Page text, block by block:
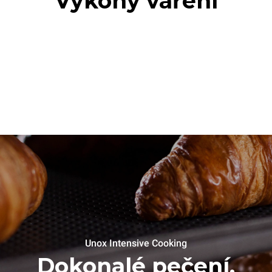
Unox Intensive Cooking
Dokonalé pečení.